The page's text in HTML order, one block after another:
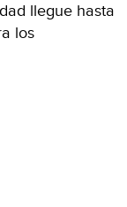
llegue hasta
los